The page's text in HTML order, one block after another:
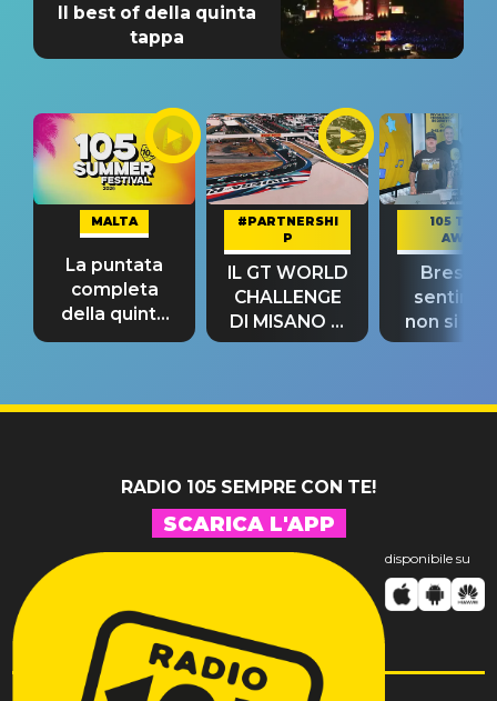
Il best of della quinta
tappa
MALTA
La puntata
completa
della quinta
tappa
#PARTNERSHI
P
IL GT WORLD
CHALLENGE
DI MISANO si
riconferma
105 TAKE
AWAY
Bresh:
non si
fino alla
RADIO 105 SEMPRE CON TE!
SCARICA L'APP
disponibile su